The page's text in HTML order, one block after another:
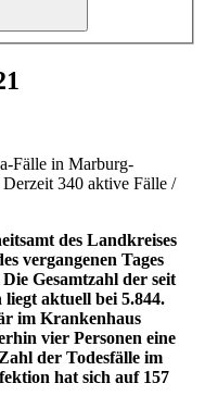
Fälle in Marburg-
340 aktive Fälle /
des Landkreises
vergangenen Tages
Gesamtzahl der seit
aktuell bei 5.844.
im Krankenhaus
vier Personen eine
der Todesfälle im
hat sich auf 157